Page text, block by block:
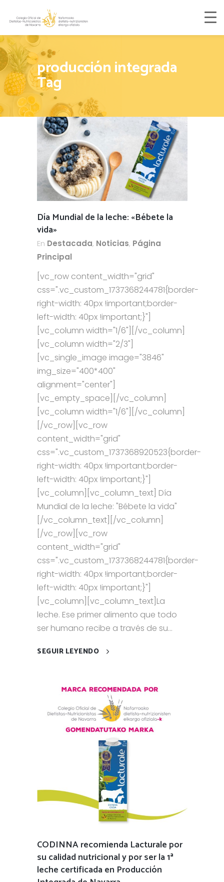
producción integrada
Tag
Día Mundial de la leche: «Bébete la
vida»
En Destacada, Noticias, Página
Principal
[vc_row content_width="grid"
css=".vc_custom_1737368244781{border-
right-width: 40px !important;border-
left-width: 40px !important;}"]
[vc_column width="1/6"][/vc_column]
[vc_column width="2/3"]
[vc_single_image image="3846"
img_size="400*400"
alignment="center"]
[vc_empty_space][/vc_column]
[vc_column width="1/6"][/vc_column]
[/vc_row][vc_row
content_width="grid"
css=".vc_custom_1737368920523{border-
right-width: 40px !important;border-
left-width: 40px !important;}"]
[vc_column][vc_column_text] Día
Mundial de la leche: "Bébete la vida"
[/vc_column_text][/vc_column]
[/vc_row][vc_row
content_width="grid"
css=".vc_custom_1737368244781{border-
right-width: 40px !important;border-
left-width: 40px !important;}"]
[vc_column][vc_column_text]La
leche. Ese primer alimento que todo
ser humano recibe a través de su...
SEGUIR LEYENDO
CODINNA recomienda Lacturale por
su calidad nutricional y por ser la 1ª
leche certificada en Producción